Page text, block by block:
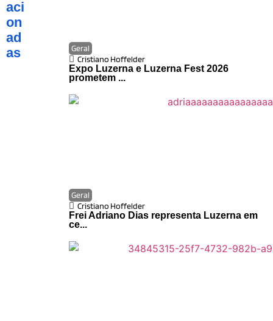
aci
on
ad
as
Geral
Cristiano Hoffelder
Expo Luzerna e Luzerna Fest 2026
prometem ...
Geral
Cristiano Hoffelder
Frei Adriano Dias representa Luzerna em
ce...